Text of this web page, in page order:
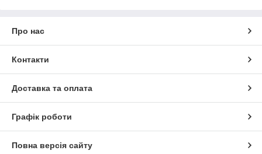
Про нас
Контакти
Доставка та оплата
Графік роботи
Повна версія сайту